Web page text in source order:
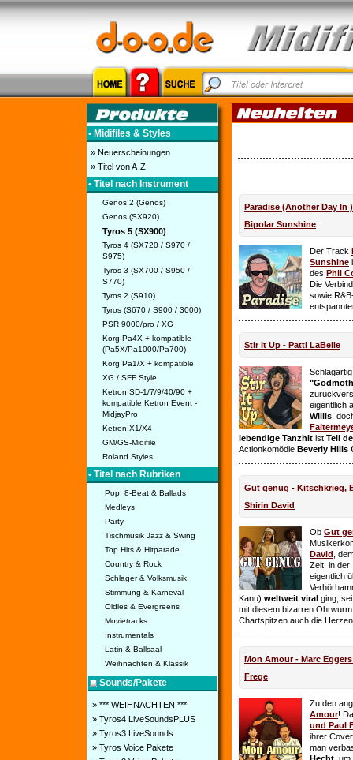
• Midifiles & Styles
» Neuerscheinungen
» Titel von A-Z
• Titel nach Instrument
Genos 2 (Genos)
Genos (SX920)
Tyros 5 (SX900)
Tyros 4 (SX720 / S970 /
S975)
Tyros 3 (SX700 / S950 /
S770)
Tyros 2 (S910)
Tyros (S670 / S900 / 3000)
PSR 9000/pro / XG
Korg Pa4X + kompatible
(Pa5X/Pa1000/Pa700)
Korg Pa1/X + kompatible
XG / SFF Style
Ketron SD-1/7/9/40/90 +
kompatible Ketron Event -
MidjayPro
Ketron X1/X4
GM/GS-Midifile
Roland Styles
• Titel nach Rubriken
Pop, 8-Beat & Ballads
Medleys
Party
Tischmusik Jazz & Swing
Top Hits & Hitparade
Country & Rock
Schlager & Volksmusik
Stimmung & Karneval
Oldies & Evergreens
Movietracks
Instrumentals
Latin & Ballsaal
Weihnachten & Klassik
Sounds/Pakete
» *** WEIHNACHTEN ***
» Tyros4 LiveSoundsPLUS
» Tyros3 LiveSounds
» Tyros Voice Pakete
Paradise (Another Day In
Bipolar Sunshine
Der Track
Sunshine
des Phil
Die
sowie
Stir It Up - Patti LaBelle
eigentllich
Willis ,
lebendige Tanzhit ist Teil
Actionkomödie Beverly Hills
Gut genug - Kitschkrieg,
Shirin David
Ob Gut
David ,
Zeit, in der
eigentlich
Kanu) weltweit viral ging,
mit diesem bizarren
Chartspitzen auch die
Mon Amour - Marc
Frege
Zu den
Amour!
und Paul
ihrer
man